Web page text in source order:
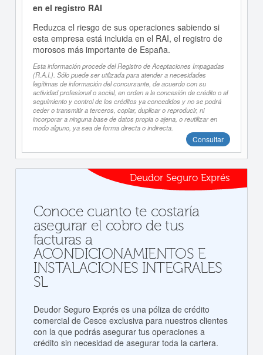
en el registro RAI
Reduzca el riesgo de sus operaciones sabiendo si
esta empresa está incluida en el RAI, el registro de
morosos más importante de España.
Esta información procede del Registro de Aceptaciones Impagadas
(R.A.I.). Sólo puede ser utilizada para atender a necesidades
legítimas de información del concursante, de acuerdo con su
actividad profesional o social, en orden a la concesión de crédito o al
seguimiento y control de los créditos ya concedidos y no se podrá
ceder o transmitir a terceros, copiar, duplicar o reproducir, ni
incorporar a ninguna base de datos propia o ajena, o reutilizar en
modo alguno, ya sea de forma directa o indirecta.
Consultar
Deudor Seguro Exprés
Conoce cuanto te costaría
asegurar el cobro de tus
facturas a
ACONDICIONAMIENTOS E
INSTALACIONES INTEGRALES
SL
Deudor Seguro Exprés es una póliza de crédito
comercial de Cesce exclusiva para nuestros clientes
con la que podrás asegurar tus operaciones a
crédito sin necesidad de asegurar toda la cartera.